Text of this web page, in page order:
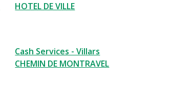
HOTEL DE VILLE
Cash Services - Villars
CHEMIN DE MONTRAVEL